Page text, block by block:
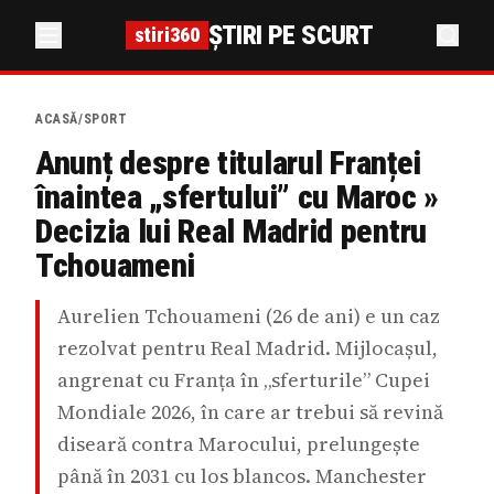
stiri360 ȘTIRI PE SCURT
ACASĂ/SPORT
Anunț despre titularul Franței
înaintea „sfertului” cu Maroc »
Decizia lui Real Madrid pentru
Tchouameni
Aurelien Tchouameni (26 de ani) e un caz
rezolvat pentru Real Madrid. Mijlocașul,
angrenat cu Franța în „sferturile” Cupei
Mondiale 2026, în care ar trebui să revină
diseară contra Marocului, prelungește
până în 2031 cu los blancos. Manchester